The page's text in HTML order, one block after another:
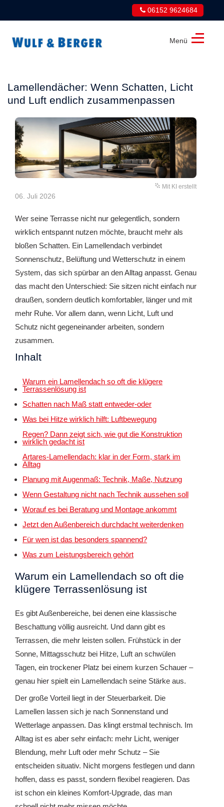
06152 9624684
GmbH
Menü
Lamellendächer: Wenn Schatten, Licht
und Luft endlich zusammenpassen
Mit KI erstellt
06. Juli 2026
Wer seine Terrasse nicht nur gelegentlich, sondern
wirklich entspannt nutzen möchte, braucht mehr als
bloßen Schatten. Ein Lamellendach verbindet
Sonnenschutz, Belüftung und Wetterschutz in einem
System, das sich spürbar an den Alltag anpasst. Genau
das macht den Unterschied: Sie sitzen nicht einfach nur
draußen, sondern deutlich komfortabler, länger und mit
mehr Ruhe. Vor allem dann, wenn Licht, Luft und
Schutz nicht gegeneinander arbeiten, sondern
zusammen.
Inhalt
Warum ein Lamellendach so oft die klügere
Terrassenlösung ist
Schatten nach Maß statt entweder-oder
Was bei Hitze wirklich hilft: Luftbewegung
Regen? Dann zeigt sich, wie gut die Konstruktion
wirklich gedacht ist
Artares-Lamellendach: klar in der Form, stark im
Alltag
Planung mit Augenmaß: Technik, Maße, Nutzung
Wenn Gestaltung nicht nach Technik aussehen soll
Worauf es bei Beratung und Montage ankommt
Jetzt den Außenbereich durchdacht weiterdenken
Für wen ist das besonders spannend?
Was zum Leistungsbereich gehört
Warum ein Lamellendach so oft die
klügere Terrassenlösung ist
Es gibt Außenbereiche, bei denen eine klassische
Beschattung völlig ausreicht. Und dann gibt es
Terrassen, die mehr leisten sollen. Frühstück in der
Sonne, Mittagsschutz bei Hitze, Luft an schwülen
Tagen, ein trockener Platz bei einem kurzen Schauer –
genau hier spielt ein Lamellendach seine Stärke aus.
Der große Vorteil liegt in der Steuerbarkeit. Die
Lamellen lassen sich je nach Sonnenstand und
Wetterlage anpassen. Das klingt erstmal technisch. Im
Alltag ist es aber sehr einfach: mehr Licht, weniger
Blendung, mehr Luft oder mehr Schutz – Sie
entscheiden situativ. Nicht morgens festlegen und dann
hoffen, dass es passt, sondern flexibel reagieren. Das
ist schon ein kleines Komfort-Upgrade, das man